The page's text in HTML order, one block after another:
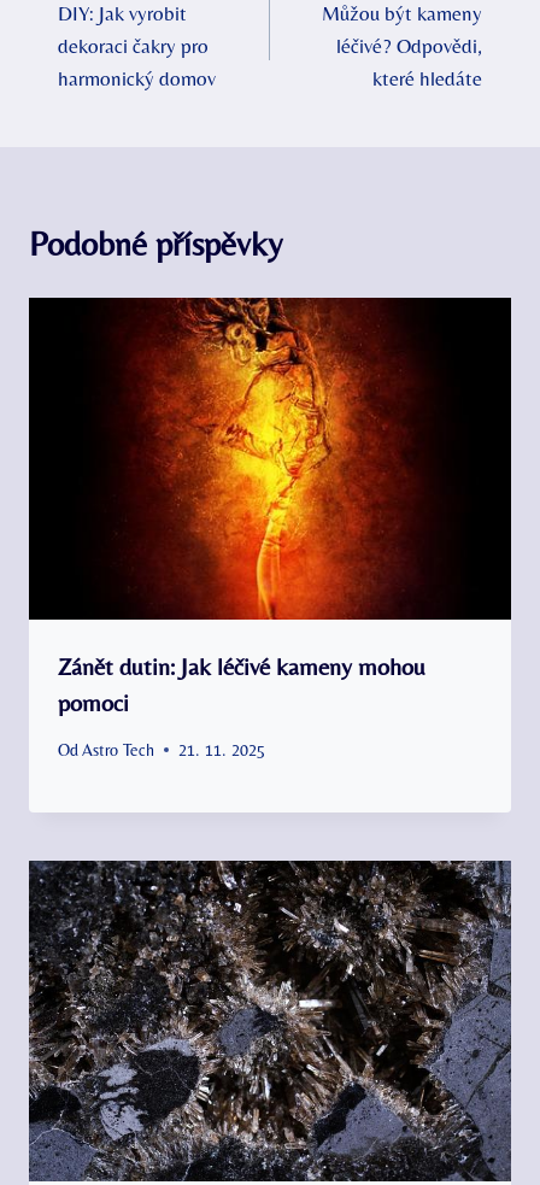
pro
příspěvek
DIY: Jak vyrobit
dekoraci čakry pro
harmonický domov
Můžou být kameny
léčivé? Odpovědi,
které hledáte
Podobné příspěvky
Zánět dutin: Jak léčivé kameny mohou
pomoci
Od Astro Tech 21. 11. 2025